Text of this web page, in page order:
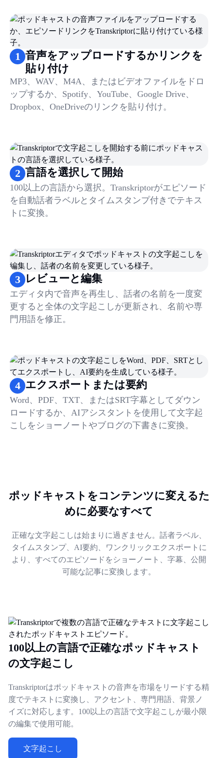
2 言語を選択して開始
レビューと編集
4. エクスポートまたは要約
1 音声をアップロードするかリンクを
貼り付け
MP3、WAV、M4A、またはビデオファイルをドロ
ップするか、Spotify、YouTube、Google Drive、
Dropbox、OneDriveのリンクを貼り付け。
2 言語を選択して開始
100以上の言語から選択。Transkriptorがエピソード
を自動話者ラベルとタイムスタンプ付きでテキス
トに変換。
3 レビューと編集
エディタ内で音声を再生し、話者の名前を一度変
更すると全体の文字起こしが更新され、名前や専
門用語を修正。
4 エクスポートまたは要約
Word、PDF、TXT、またはSRT字幕としてダウン
ロードするか、AIアシスタントを使用して文字起
こしをショーノートやブログの下書きに変換。
ポッドキャストをコンテンツに変えるた
めに必要なすべて
正確な文字起こしは始まりに過ぎません。話者ラベル、
タイムスタンプ、AI要約、ワンクリックエクスポートに
より、すべてのエピソードをショーノート、字幕、公開
可能な記事に変換します。
100以上の言語で正確なポッドキャスト
の文字起こし
Transkriptorはポッドキャストの音声を市場をリードする精
度でテキストに変換し、アクセント、専門用語、背景ノ
イズに対応します。100以上の言語で文字起こしが最小限
の編集で使用可能。
文字起こし